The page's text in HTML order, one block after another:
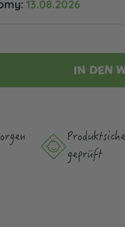
13.08.2026
IN DEN
geprüft